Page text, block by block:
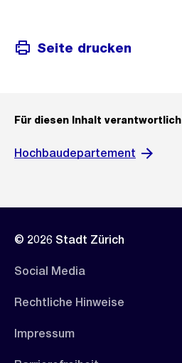
Seite drucken
Für diesen Inhalt verantwortlich
Hochbaudepartement
© 2026 Stadt Zürich
Social Media
Rechtliche Hinweise
Impressum